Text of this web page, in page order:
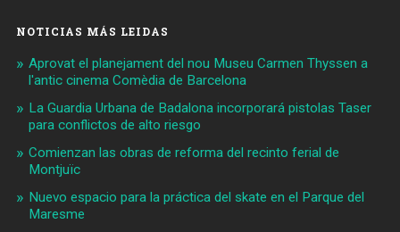
NOTICIAS MÁS LEIDAS
Aprovat el planejament del nou Museu Carmen Thyssen a
l'antic cinema Comèdia de Barcelona
La Guardia Urbana de Badalona incorporará pistolas Taser
para conflictos de alto riesgo
Comienzan las obras de reforma del recinto ferial de
Montjuïc
Nuevo espacio para la práctica del skate en el Parque del
Maresme